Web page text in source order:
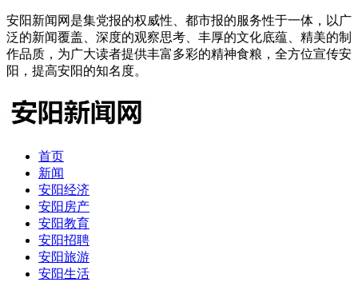
安阳新闻网是集党报的权威性、都市报的服务性于一体，以广
泛的新闻覆盖、深度的观察思考、丰厚的文化底蕴、精美的制
作品质，为广大读者提供丰富多彩的精神食粮，全方位宣传安
阳，提高安阳的知名度。
首页
新闻
安阳经济
安阳房产
安阳教育
安阳招聘
安阳旅游
安阳生活